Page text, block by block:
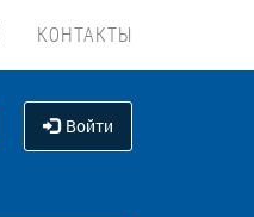
КОНТАКТЫ
Войти